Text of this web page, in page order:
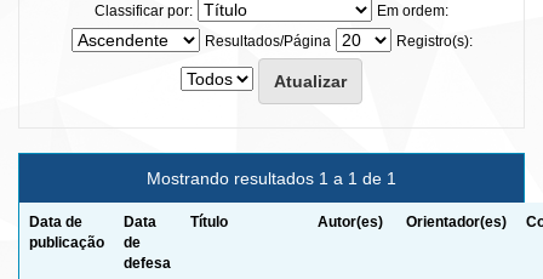
Classificar por:
Em ordem:
Resultados/Página
Registro(s):
Mostrando resultados 1 a 1 de 1
Data de
publicação
Data
de
defesa
Título Autor(es) Orientador(es)